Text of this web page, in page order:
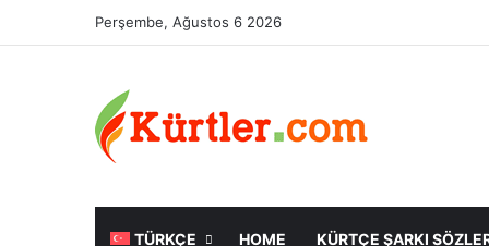
Perşembe, Ağustos 6 2026
TÜRKÇE HOME KÜRTÇE ŞARKI